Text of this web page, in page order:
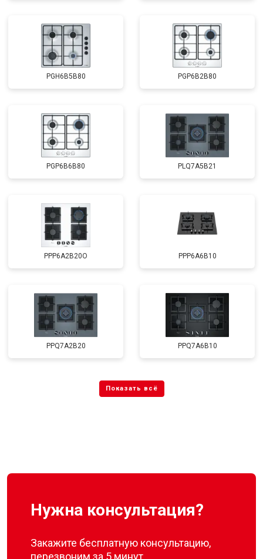
PGH6B5B80 PGP6B2B80
PGP6B6B80 PLQ7A5B21
PPP6A2B20O PPP6A6B10
PPQ7A2B20 PPQ7A6B10
Нужна консультация?
Закажите бесплатную консультацию,
перезвоним за 5 минут